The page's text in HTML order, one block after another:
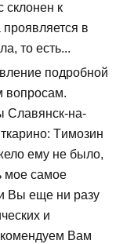
склонен к
проявляется в
то есть...
подробной
вопросам.
Славянск-на-
Tимозин
ему не было,
мое самое
Вы еще ни разу
и
Вам